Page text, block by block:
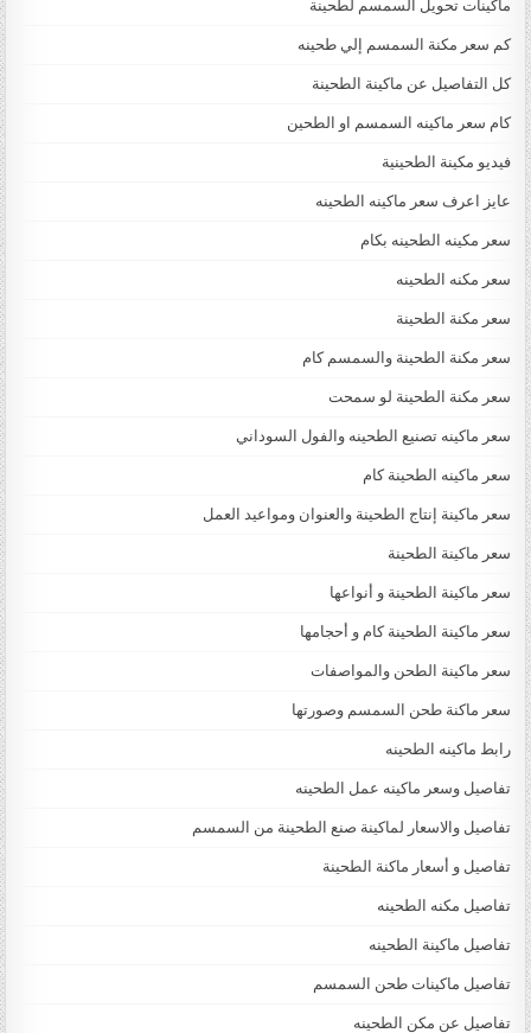
ماكينات تحويل السمسم لطحينة
كم سعر مكنة السمسم إلي طحينه
كل التفاصيل عن ماكينة الطحينة
كام سعر ماكينه السمسم او الطحين
فيديو مكينة الطحينية
عايز اعرف سعر ماكينه الطحينه
سعر مكينه الطحينه بكام
سعر مكنه الطحينه
سعر مكنة الطحينة
سعر مكنة الطحينة والسمسم كام
سعر مكنة الطحينة لو سمحت
سعر ماكينه تصنيع الطحينه والفول السوداني
سعر ماكينه الطحينة كام
سعر ماكينة إنتاج الطحينة والعنوان ومواعيد العمل
سعر ماكينة الطحينة
سعر ماكينة الطحينة و أنواعها
سعر ماكينة الطحينة كام و أحجامها
سعر ماكينة الطحن والمواصفات
سعر ماكنة طحن السمسم وصورتها
رابط ماكينه الطحينه
تفاصيل وسعر ماكينه عمل الطحينه
تفاصيل والاسعار لماكينة صنع الطحينة من السمسم
تفاصيل و أسعار ماكنة الطحينة
تفاصيل مكنه الطحينه
تفاصيل ماكينة الطحينه
تفاصيل ماكينات طحن السمسم
تفاصيل عن مكن الطحينه